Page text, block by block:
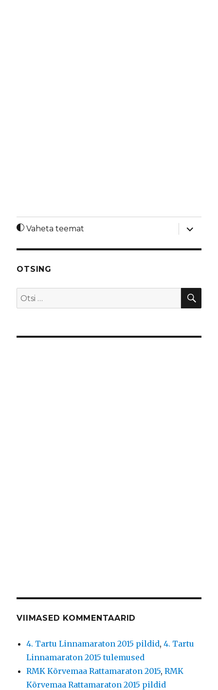
Vaheta teemat
laienda
OTSING
Otsi:
VIIMASED KOMMENTAARID
4. Tartu Linnamaraton 2015 pildid,4. Tartu
Linnamaraton 2015 tulemused
RMK Kõrvemaa Rattamaraton 2015,RMK
Kõrvemaa Rattamaraton 2015 pildid